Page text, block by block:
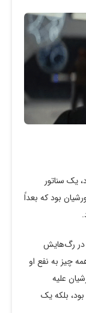
یک سناتور
بود که بعداً
در رگ‌هایش
چیز به نفع او
علیه
بلکه یک